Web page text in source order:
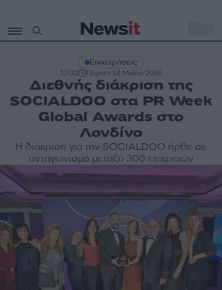
περιεχόμενο
Επιχειρήσεις
13:32 Πέμπτη 14 Μαΐου 2026
Διεθνής διάκριση της
SOCIALDOO στα PR Week
Global Awards στο
Λονδίνο
Η διάκριση για την SOCIALDOO ήρθε σε
ανταγωνισμό μεταξύ 300 εταιρειών